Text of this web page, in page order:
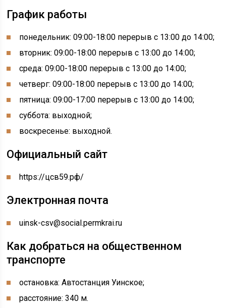
График работы
понедельник: 09:00-18:00 перерыв с 13:00 до 14:00;
вторник: 09:00-18:00 перерыв с 13:00 до 14:00;
среда: 09:00-18:00 перерыв с 13:00 до 14:00;
четверг: 09:00-18:00 перерыв с 13:00 до 14:00;
пятница: 09:00-17:00 перерыв с 13:00 до 14:00;
суббота: выходной;
воскресенье: выходной.
Официальный сайт
https://цсв59.рф/
Электронная почта
uinsk-csv@social.permkrai.ru
Как добраться на общественном
транспорте
остановка: Автостанция Уинское;
расстояние: 340 м.